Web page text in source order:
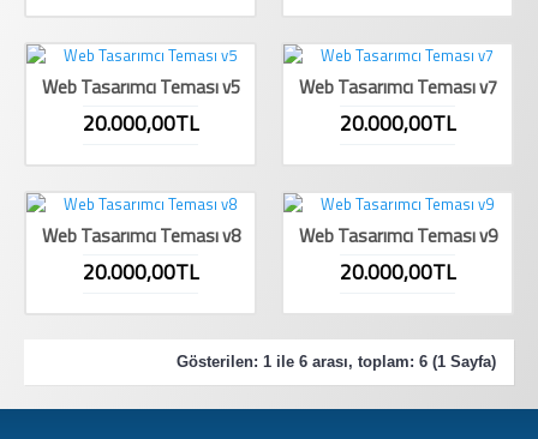
Web Tasarımcı Teması v5
20.000,00TL
Web Tasarımcı Teması v7
20.000,00TL
Web Tasarımcı Teması v8
20.000,00TL
Web Tasarımcı Teması v9
20.000,00TL
Gösterilen: 1 ile 6 arası, toplam: 6 (1 Sayfa)